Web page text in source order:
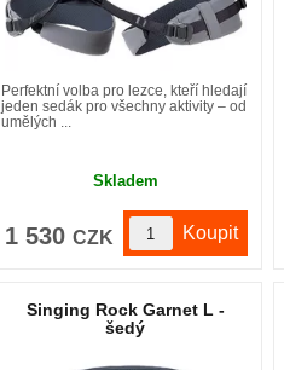
Perfektní volba pro lezce, kteří hledají
jeden sedák pro všechny aktivity – od
umělých ...
Skladem
1 530 CZK
Singing Rock Garnet L -
šedý